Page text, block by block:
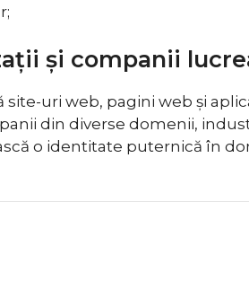
și companii
site-uri web, pagini web și
din diverse domenii,
o identitate puternică în